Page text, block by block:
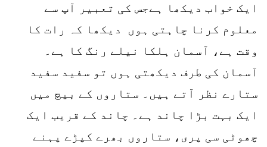
ایک خواب دیکھا ہےجس کی تعبیر آپ سے
معلوم کرنا چاہتی ہوں دیکھا کہ رات کا
وقت ہے، آسمان ہلکا نیلے رنگ کا ہے۔
آسمان کی طرف دیکھتی ہوں تو سفید سفید
ستارے نظر آتے ہیں۔ ستاروں کے بیچ میں
ایک بہت بڑا چاند ہے۔ چاند کے قریب ایک
چھوٹی سی پری، ستاروں بھرے کپڑے پہنے